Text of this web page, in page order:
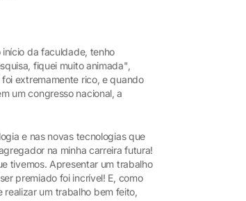
da faculdade, tenho
fiquei muito animada",
extremamente rico, e quando
um congresso nacional, a
e nas novas tecnologias que
na minha carreira futura!
tivemos. Apresentar um trabalho
premiado foi incrível! E, como
um trabalho bem feito,